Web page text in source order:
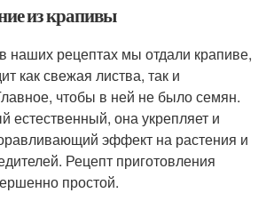
из крапивы
наших рецептах мы отдали крапиве,
как свежая листва, так и
чтобы в ней не было семян.
естественный, она укрепляет и
эффект на растения и
Рецепт приготовления
простой.